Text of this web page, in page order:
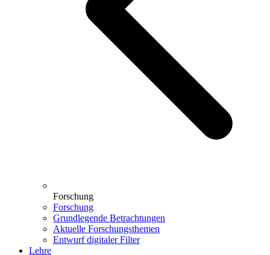
Forschung
Forschung
Grundlegende Betrachtungen
Aktuelle Forschungsthemen
Entwurf digitaler Filter
Lehre